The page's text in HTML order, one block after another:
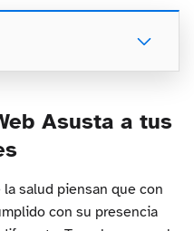
Asusta a tus
salud piensan que con
con su presencia